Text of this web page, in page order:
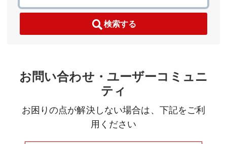
検索する
お問い合わせ・ユーザーコミュニ
ティ
お困りの点が解決しない場合は、下記をご利
用ください